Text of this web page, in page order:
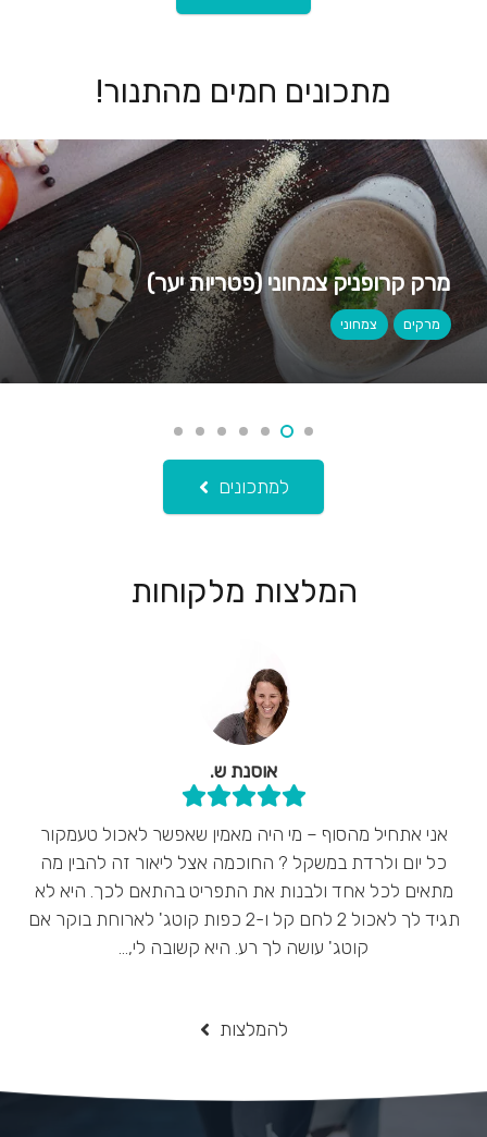
מתכונים חמים מהתנור!
מרק קרופניק צמחוני (פטריות יער)
מרקים צמחוני
למתכונים
המלצות מלקוחות
אוסנת ש.
אני אתחיל מהסוף – מי היה מאמין שאפשר לאכול טעמקור
כל יום ולרדת במשקל ? החוכמה אצל ליאור זה להבין מה
מתאים לכל אחד ולבנות את התפריט בהתאם לכך. היא לא
תגיד לך לאכול 2 לחם קל ו-2 כפות קוטג' לארוחת בוקר אם
קוטג' עושה לך רע. היא קשובה לי,…
להמלצות